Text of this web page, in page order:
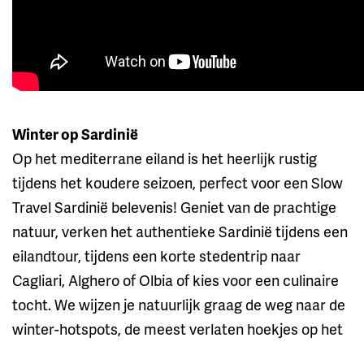
Winter op Sardinië
Op het mediterrane eiland is het heerlijk rustig
tijdens het koudere seizoen, perfect voor een Slow
Travel Sardinië belevenis! Geniet van de prachtige
natuur, verken het authentieke Sardinië tijdens een
eilandtour, tijdens een korte stedentrip naar
Cagliari, Alghero of Olbia of kies voor een culinaire
tocht. We wijzen je natuurlijk graag de weg naar de
winter-hotspots, de meest verlaten hoekjes op het